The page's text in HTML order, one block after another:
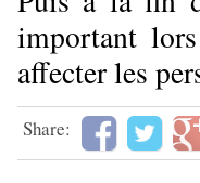
important
affecter les
Share: